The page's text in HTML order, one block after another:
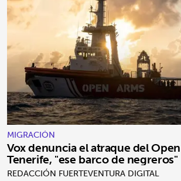
MIGRACIÓN
Vox denuncia el atraque del
Tenerife, "ese barco de negreros"
REDACCIÓN FUERTEVENTURA DIGITAL